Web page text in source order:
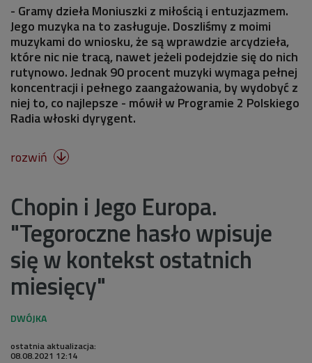
- Gramy dzieła Moniuszki z miłością i entuzjazmem.
Jego muzyka na to zasługuje. Doszliśmy z moimi
muzykami do wniosku, że są wprawdzie arcydzieła,
które nic nie tracą, nawet jeżeli podejdzie się do nich
rutynowo. Jednak 90 procent muzyki wymaga pełnej
koncentracji i pełnego zaangażowania, by wydobyć z
niej to, co najlepsze - mówił w Programie 2 Polskiego
Radia włoski dyrygent.
rozwiń 
Chopin i Jego Europa.
"Tegoroczne hasło wpisuje
się w kontekst ostatnich
miesięcy"
ostatnia aktualizacja:
08.08.2021 12:14